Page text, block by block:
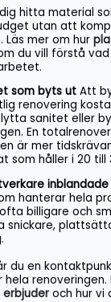
hitta material
utan att
Läs mer om hur
du vill förstå
som byts ut Att
renovering
sanitet eller
En
är mer
som håller i 20 till
inblandade
hanterar hela
billigare och
snickare,
du en
hela renoveringen.
erbjuder och hur vi